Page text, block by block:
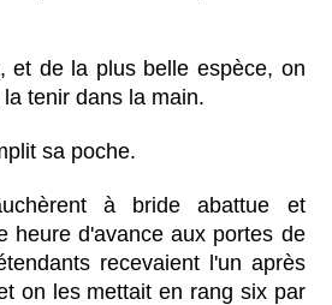
et de la plus belle espèce, on
tenir dans la main.
sa poche.
à bride abattue et
heure d'avance aux portes de
recevaient l'un après
on les mettait en rang six par